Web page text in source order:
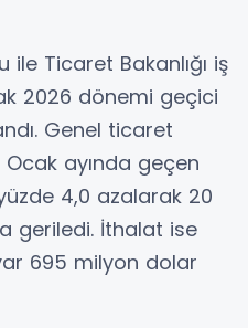
Ticaret Bakanlığı iş
2026 dönemi geçici
Genel ticaret
ayında geçen
yüzde 4,0 azalarak 20
geriledi. İthalat ise
695 milyon dolar